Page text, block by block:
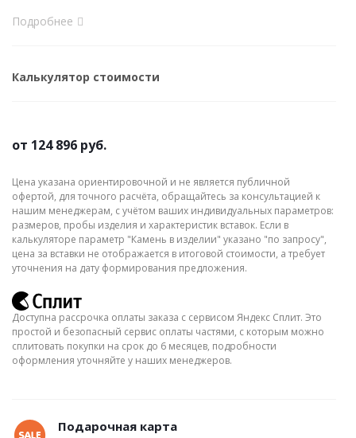
Подробнее
Калькулятор стоимости
от 124 896 руб.
Цена указана ориентировочной и не является публичной
офертой, для точного расчёта, обращайтесь за консультацией к
нашим менеджерам, с учётом ваших индивидуальных параметров:
размеров, пробы изделия и характеристик вставок. Если в
калькуляторе параметр "Камень в изделии" указано "по запросу",
цена за вставки не отображается в итоговой стоимости, а требует
уточнения на дату формирования предложения.
Доступна рассрочка оплаты заказа с сервисом Яндекс Сплит. Это
простой и безопасный сервис оплаты частями, с которым можно
сплитовать покупки на срок до 6 месяцев, подробности
оформления уточняйте у наших менеджеров.
Подарочная карта